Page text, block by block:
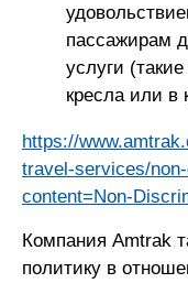
пассажирам
услуги
кресла или в
https://
travel-services/
content=Non-
Компания Amtrak
политику в